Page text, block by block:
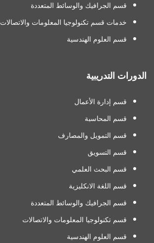
قسم الجرافيك والوسائط المتعددة
خدمات قسم تكنولوجيا المعلومات والاتصالات
قسم العلوم الهندسية
الدورات التدريبية
قسم إدارة الأعمال
قسم المحاسبة
قسم التمويل والمصارف
قسم التسويق
قسم البحث العلمي
قسم اللغة الانكليزية
قسم الجرافيك والوسائط المتعددة
قسم تكنولوجيا المعلومات والاتصالات
قسم العلوم الهندسية